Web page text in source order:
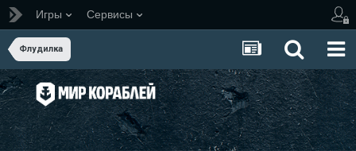
Игры Сервисы
Флудилка